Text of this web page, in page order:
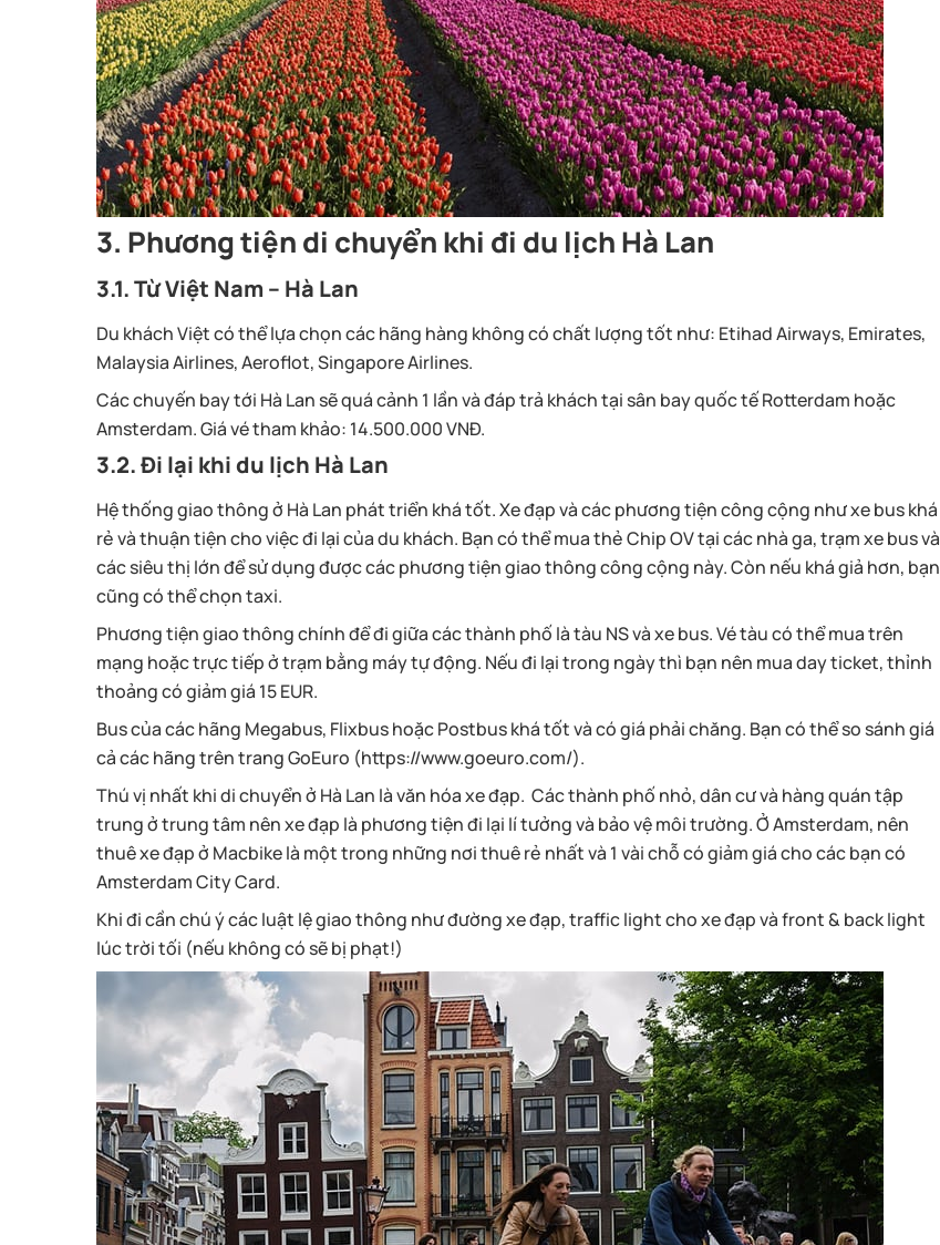
3. Phương tiện di chuyển khi đi du lịch Hà Lan
3.1. Từ Việt Nam – Hà Lan
Du khách Việt có thể lựa chọn các hãng hàng không có chất lượng tốt như: Etihad Airways, Emirates,
Malaysia Airlines, Aeroflot, Singapore Airlines.
Các chuyến bay tới Hà Lan sẽ quá cảnh 1 lần và đáp trả khách tại sân bay quốc tế Rotterdam hoặc
Amsterdam. Giá vé tham khảo: 14.500.000 VNĐ.
3.2. Đi lại khi du lịch Hà Lan
Hệ thống giao thông ở Hà Lan phát triển khá tốt. Xe đạp và các phương tiện công cộng như xe bus khá
rẻ và thuận tiện cho việc đi lại của du khách. Bạn có thể mua thẻ Chip OV tại các nhà ga, trạm xe bus và
các siêu thị lớn để sử dụng được các phương tiện giao thông công cộng này. Còn nếu khá giả hơn, bạn
cũng có thể chọn taxi.
Phương tiện giao thông chính để đi giữa các thành phố là tàu NS và xe bus. Vé tàu có thể mua trên
mạng hoặc trực tiếp ở trạm bằng máy tự động. Nếu đi lại trong ngày thì bạn nên mua day ticket, thỉnh
thoảng có giảm giá 15 EUR.
Bus của các hãng Megabus, Flixbus hoặc Postbus khá tốt và có giá phải chăng. Bạn có thể so sánh giá
cả các hãng trên trang GoEuro (https://www.goeuro.com/).
Thú vị nhất khi di chuyển ở Hà Lan là văn hóa xe đạp. Các thành phố nhỏ, dân cư và hàng quán tập
trung ở trung tâm nên xe đạp là phương tiện đi lại lí tưởng và bảo vệ môi trường. Ở Amsterdam, nên
thuê xe đạp ở Macbike là một trong những nơi thuê rẻ nhất và 1 vài chỗ có giảm giá cho các bạn có
Amsterdam City Card.
Khi đi cần chú ý các luật lệ giao thông như đường xe đạp, traffic light cho xe đạp và front & back light
lúc trời tối (nếu không có sẽ bị phạt!)